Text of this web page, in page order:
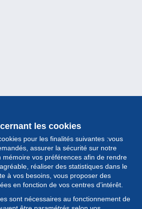
les cookies
pour les finalités suivantes :vous
assurer la sécurité sur notre
mémoire vos préférences afin de rendre
réaliser des statistiques dans le
à vos besoins, vous proposer des
en fonction de vos centres d’intérêt.
sont nécessaires au fonctionnement de